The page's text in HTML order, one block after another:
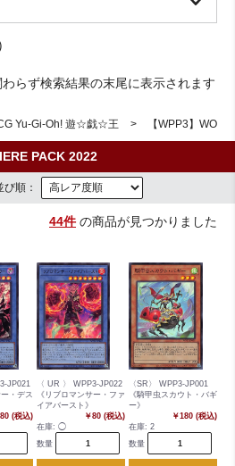
らず検索結果の末尾に表示されます
Yu-Gi-Oh! 遊☆戯☆王 【WPP3】
PACK 2022
び順：
44件の商品が見つかりました
JP021
ー・デス
80 (税込)
〈 UR 〉 WPP3-JP022
《リブロマンサー・ファ
イアバースト》
￥80 (税込)
在庫: ◯
数量
〈SR〉 WPP3-JP001
《騎甲虫スカウト・バギ
ー》
￥180 (税込)
在庫: 2
数量